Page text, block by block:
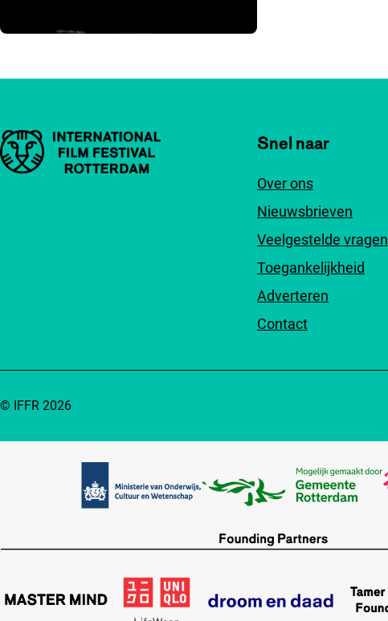
Belangrijke links Snel naar
Over ons
Nieuwsbrieven
Veelgestelde vragen
Toegankelijkheid
Adverteren
Contact
© IFFR 2026